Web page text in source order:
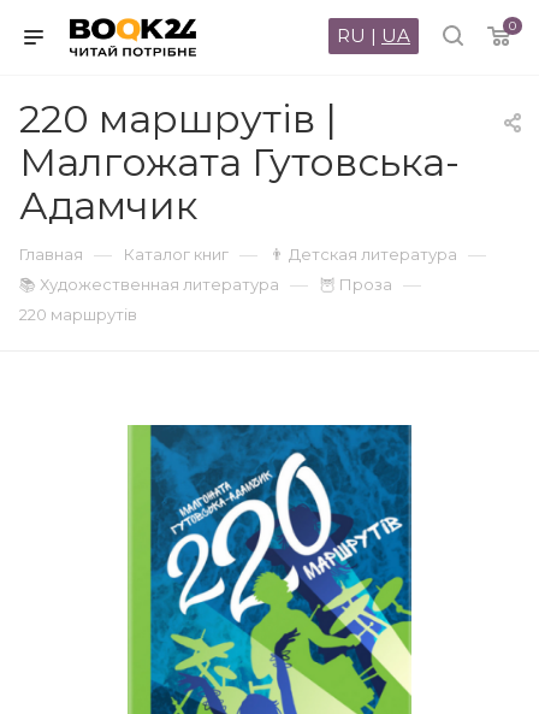
0
RU | UA
220 маршрутів |
Малгожата Гутовська-
Адамчик
Главная — Каталог книг — 👨 Детская литература —
📚 Художественная литература — 🦉 Проза —
220 маршрутів